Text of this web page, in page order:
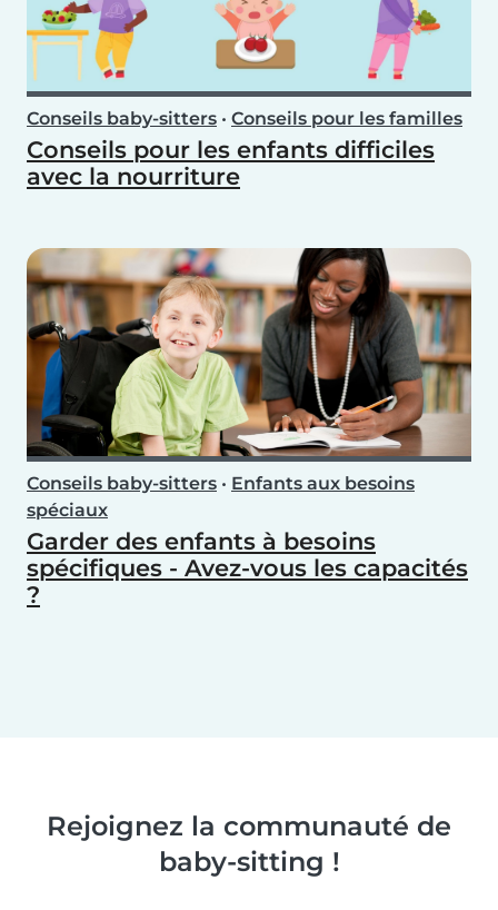
Conseils baby-sitters • Conseils pour les familles
Conseils pour les enfants difficiles
avec la nourriture
Conseils baby-sitters • Enfants aux besoins
spéciaux
Garder des enfants à besoins
spécifiques - Avez-vous les capacités
?
Rejoignez la communauté de
baby-sitting !